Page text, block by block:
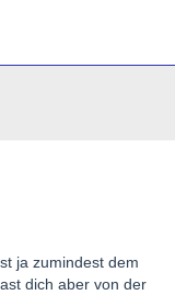
ja zumindest dem
dich aber von der